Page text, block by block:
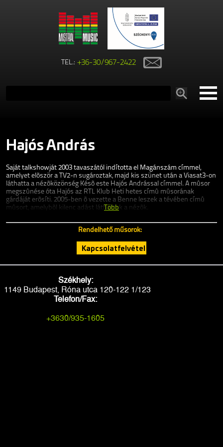
TEL.:+36-30/967-2422
Hajós András
Saját talkshowját 2003 tavaszától indította el Magánszám címmel,
amelyet elõször a TV2-n sugároztak, majd kis szünet után a Viasat3-on
láthatta a nézõközönség Késõ este Hajós Andrással címmel. A mûsor
megszûnése óta Hajós az RTL Klub Heti hetes címû mûsorának
gárdáját erõsíti. 2005-ben õ vezette a Benne leszek a tévében címû
mûsort, amelybõl kilenc adást láthattak a nézõk.
Több
Rendelhető műsorok:
Kapcsolatfelvétel
Székhely:
1149 Budapest, Róna utca 120-122 1/123
Telefon/Fax:
+3630/935-1605